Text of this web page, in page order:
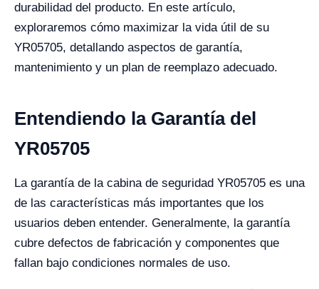
durabilidad del producto. En este artículo,
exploraremos cómo maximizar la vida útil de su
YR05705, detallando aspectos de garantía,
mantenimiento y un plan de reemplazo adecuado.
Entendiendo la Garantía del
YR05705
La garantía de la cabina de seguridad YR05705 es una
de las características más importantes que los
usuarios deben entender. Generalmente, la garantía
cubre defectos de fabricación y componentes que
fallan bajo condiciones normales de uso.